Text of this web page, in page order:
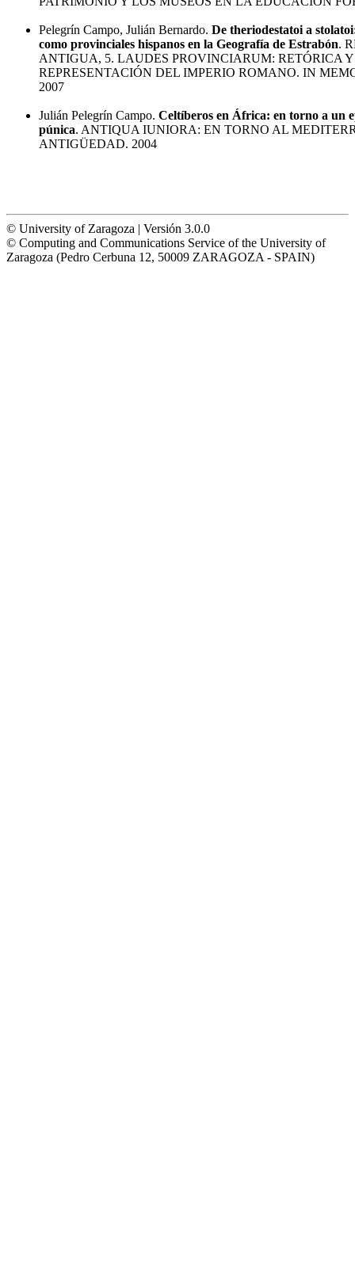
Pelegrín Campo, Julián Bernardo. De theriodestatoi a
como provinciales hispanos en la Geografía de Estrabón.
ANTIGUA, 5. LAUDES PROVINCIARUM: RETÓRICA
REPRESENTACIÓN DEL IMPERIO ROMANO. IN
2007
Julián Pelegrín Campo. Celtíberos en África: en torno a un
púnica. ANTIQUA IUNIORA: EN TORNO AL
ANTIGÜEDAD. 2004
© University of Zaragoza | Versión 3.0.0
© Computing and Communications Service of the University of
Zaragoza (Pedro Cerbuna 12, 50009 ZARAGOZA - SPAIN)